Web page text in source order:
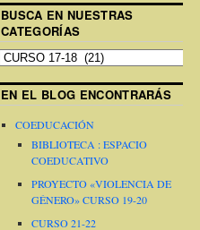
BUSCA EN NUESTRAS
CATEGORÍAS
EN EL BLOG ENCONTRARÁS
COEDUCACIÓN
BIBLIOTECA : ESPACIO
COEDUCATIVO
PROYECTO «VIOLENCIA DE
GÉNERO» CURSO 19-20
CURSO 21-22